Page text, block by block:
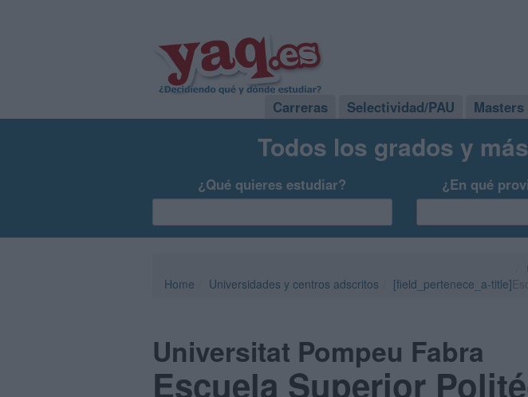
Carreras Selectividad/PAU Masters
Todos los grados y
¿Qué quieres estudiar? ¿En qué
Home Universidades y centros adscritos [field_pertenece_a-title]
Universitat Pompeu Fabra
Escuela Superior